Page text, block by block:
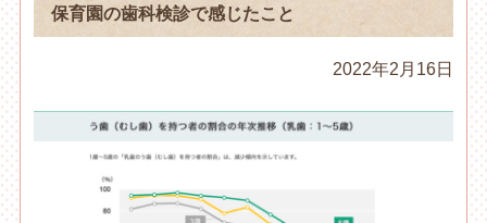
保育園の歯科検診で感じたこと
2022年2月16日